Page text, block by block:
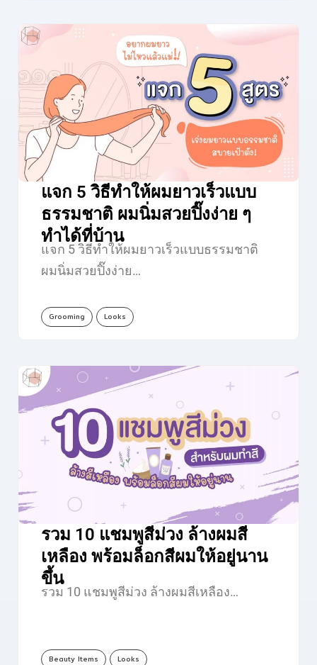
แจก 5 วิธีทำให้ผมยาวเร็วแบบ
ธรรมชาติ ผมนิ่มสวยปิ๊งง่าย ๆ
ทำได้ที่บ้าน
แจก 5 วิธีทำให้ผมยาวเร็วแบบธรรมชาติ
ผมนิ่มสวยปิ๊งง่าย…
Grooming Looks
รวม 10 แชมพูสีม่วง ล้างผมสี
เหลือง พร้อมล็อกสีผมให้อยู่นาน
ขึ้น
รวม 10 แชมพูสีม่วง ล้างผมสีเหลือง…
Beauty Items Looks